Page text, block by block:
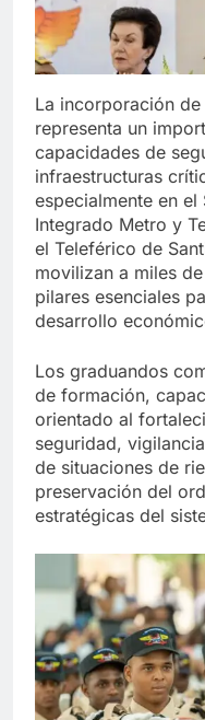
La incorporación
representa un
capacidades de
infraestructuras
especialmente en el
Integrado Metro y
el Teleférico de
movilizan a miles
pilares esenciales
desarrollo
Los graduandos
de formación,
orientado al
seguridad,
de situaciones de
preservación del
estratégicas del